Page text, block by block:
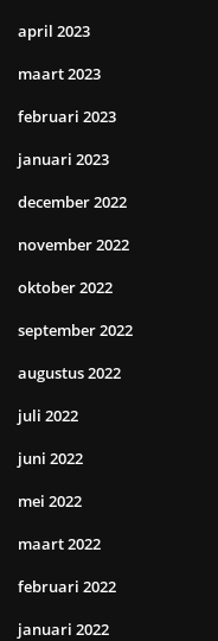
april 2023
maart 2023
februari 2023
januari 2023
december 2022
november 2022
oktober 2022
september 2022
augustus 2022
juli 2022
juni 2022
mei 2022
maart 2022
februari 2022
januari 2022